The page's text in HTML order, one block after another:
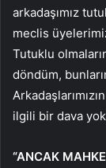
arkadaşımız
meclis
Tutuklu
döndüm,
ilgili bir dava
“ANCAK